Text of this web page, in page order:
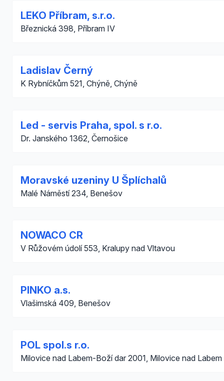
LEKO Příbram, s.r.o.
Březnická 398, Příbram IV
Ladislav Černý
K Rybníčkům 521, Chýně, Chýně
Led - servis Praha, spol. s r.o.
Dr. Janského 1362, Černošice
Moravské uzeniny U Šplíchalů
Malé Náměstí 234, Benešov
NOWACO CR
V Růžovém údolí 553, Kralupy nad Vltavou
PINKO a.s.
Vlašimská 409, Benešov
POL spol.s r.o.
Milovice nad Labem-Boží dar 2001, Milovice nad Labem